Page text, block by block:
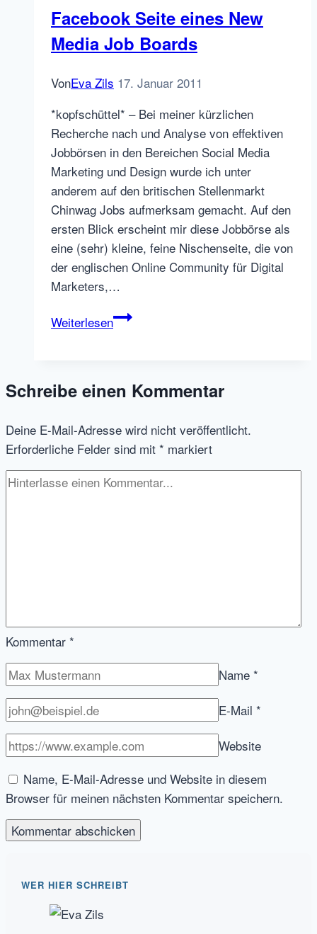
Facebook Seite eines New
Media Job Boards
VonEva Zils 17. Januar 2011
*kopfschüttel* – Bei meiner kürzlichen
Recherche nach und Analyse von effektiven
Jobbörsen in den Bereichen Social Media
Marketing und Design wurde ich unter
anderem auf den britischen Stellenmarkt
Chinwag Jobs aufmerksam gemacht. Auf den
ersten Blick erscheint mir diese Jobbörse als
eine (sehr) kleine, feine Nischenseite, die von
der englischen Online Community für Digital
Marketers,…
WeiterlesenFacebook
Media
Boards
Schreibe einen Kommentar
Deine E-Mail-Adresse wird nicht veröffentlicht.
Erforderliche Felder sind mit * markiert
Kommentar *
Name *
E-Mail *
Website
Name, E-Mail-Adresse und Website in diesem
Browser für meinen nächsten Kommentar speichern.
WER HIER SCHREIBT